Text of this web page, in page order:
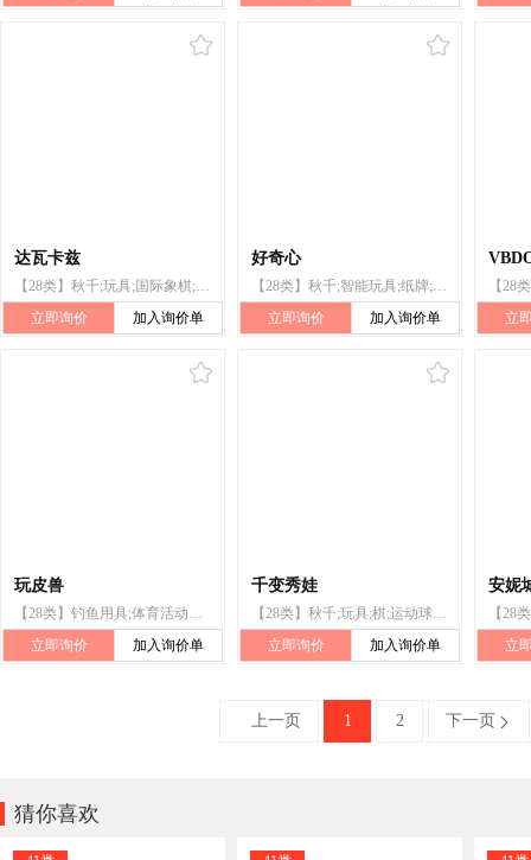
达瓦卡兹
【28类】秋千;玩具;国际象棋;体育活动用球;锻炼身体器械;箭弓;冲浪板;拳击手套;钓鱼用具;钓鱼线
立即询价
加入询价单
好奇心
【28类】秋千;智能玩具;纸牌;运动球类;拉力器;雪橇;游泳池(娱乐用品);护面;圣诞树用烛台;钓具
立即询价
加入询价单 立
玩皮兽
【28类】钓鱼用具;体育活动器械;射箭用器具;运动用球;锻炼身体器械;骰子;玩具;游戏机;宠物用玩具;秋千
立即询价
加入询价单
千变秀娃
【28类】秋千;玩具;棋;运动球类;哑铃;跳板(运动器材);游泳池(娱乐用品);口哨;合成材料制圣诞树;钓具
立即询价
加入询价单
安妮
立
上一页 1 2 下一页 
猜你喜欢